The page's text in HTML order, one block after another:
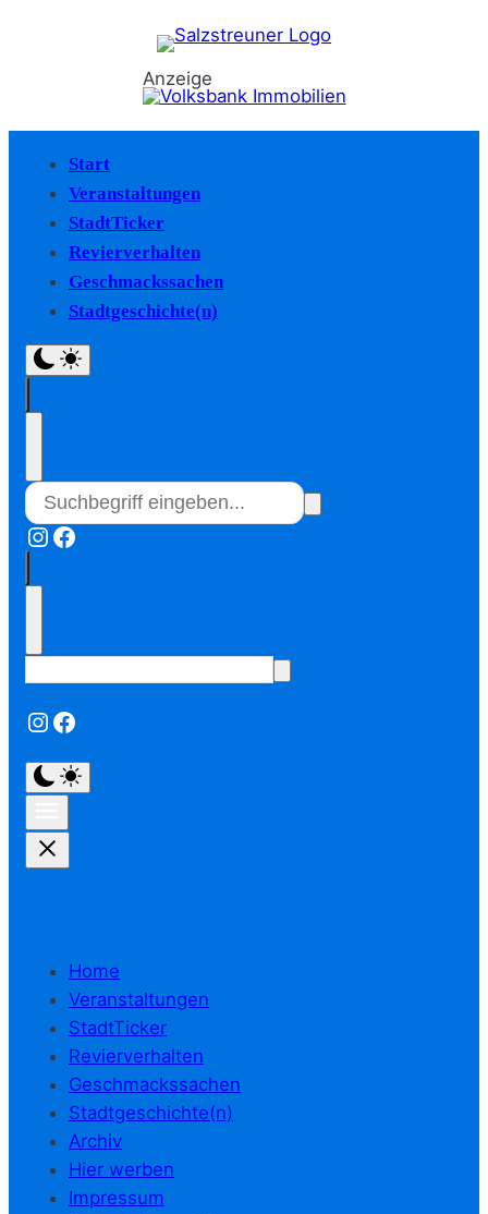
Anzeige
Start
Veranstaltungen
StadtTicker
Revierverhalten
Geschmackssachen
Stadtgeschichte(n)
Instagram
Facebook
Instagram
Facebook
Home
Veranstaltungen
StadtTicker
Revierverhalten
Geschmackssachen
Stadtgeschichte(n)
Archiv
Hier werben
Impressum